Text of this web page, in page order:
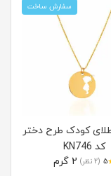
سفارش ساخت
طلای کودک طرح دختر
کد KN746
5 (2 نظر)